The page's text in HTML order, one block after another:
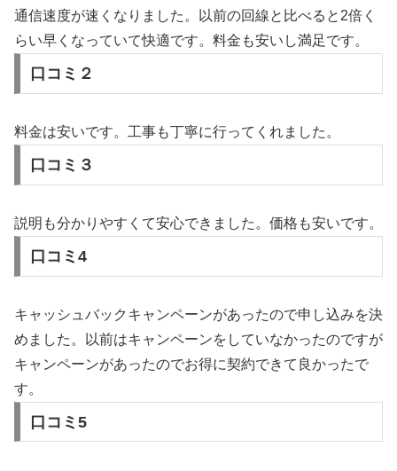
通信速度が速くなりました。以前の回線と比べると2倍く
らい早くなっていて快適です。料金も安いし満足です。
口コミ２
料金は安いです。工事も丁寧に行ってくれました。
口コミ３
説明も分かりやすくて安心できました。価格も安いです。
口コミ4
キャッシュバックキャンペーンがあったので申し込みを決
めました。以前はキャンペーンをしていなかったのですが
キャンペーンがあったのでお得に契約できて良かったで
す。
口コミ5